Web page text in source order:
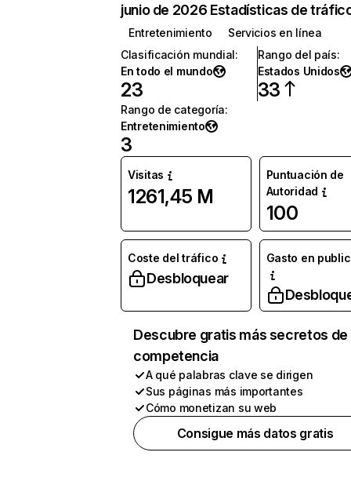
junio de 2026 Estadísticas de
Entretenimiento
Servicios en línea
Clasificación mundial:
En todo el mundo
23
Rango del país:
Estados Unidos
33
Rango de categoría:
Entretenimiento
3
Visitas
1261,45 M
Puntuación de
Autoridad
100
Coste del tráfico
Desbloquear
Gasto en
Descubre gratis más secretos de
competencia
A qué palabras clave se dirigen
Sus páginas más importantes
Cómo monetizan su web
Consigue más datos gratis